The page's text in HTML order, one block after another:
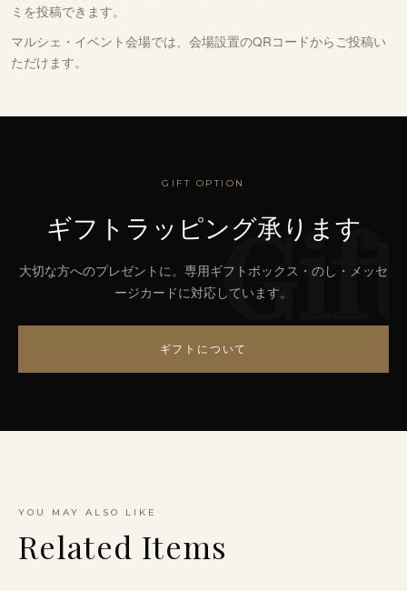
ミを投稿できます。
マルシェ・イベント会場では、会場設置のQRコードからご投稿い
ただけます。
Gift
GIFT OPTION
ギフトラッピング承ります
大切な方へのプレゼントに。専用ギフトボックス・のし・メッセ
ージカードに対応しています。
ギフトについて
YOU MAY ALSO LIKE
Related Items